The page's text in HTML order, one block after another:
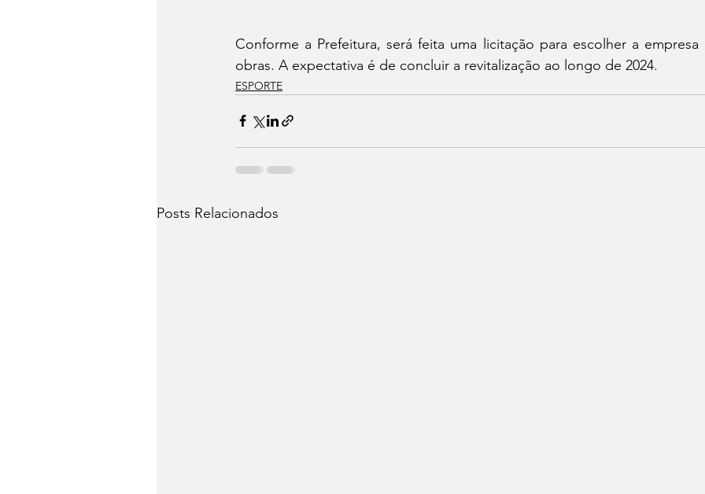
Conforme a Prefeitura, será feita uma licitação para escolher a empresa
obras. A expectativa é de concluir a revitalização ao longo de 2024.
ESPORTE
Posts Relacionados